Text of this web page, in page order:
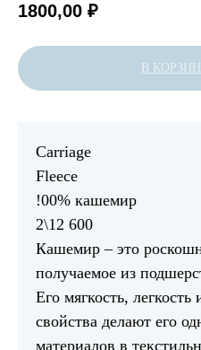
1800,00 ₽
В
Carriage
Fleece
!00% кашемир
2\12 600
Кашемир – это
получаемое из
Его мягкость,
свойства делают его
материалов в